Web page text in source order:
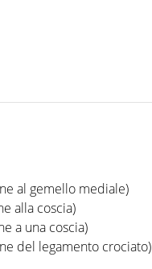
al gemello mediale)
alla coscia)
a una coscia)
del legamento crociato)